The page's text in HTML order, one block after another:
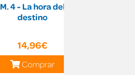
M. 4 - La hora del
destino
14,96€
Comprar